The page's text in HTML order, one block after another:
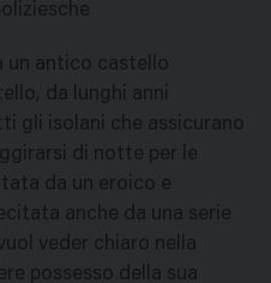
un antico castello
da lunghi anni
gli isolani che assicurano
di notte per le
da un eroico e
anche da una serie
veder chiaro nella
possesso della sua